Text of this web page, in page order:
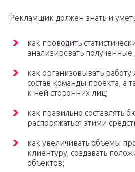
Рекламщик должен знать и
как проводить
анализировать
как организовывать
состав команды проекта, а
к ней сторонних лиц;
как правильно составлять
распоряжаться этими
как увеличивать объемы
клиентуру, создавать
объектов;